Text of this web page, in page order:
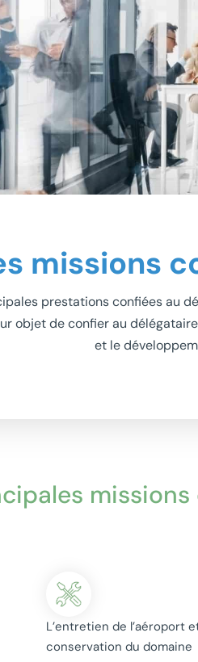
missions
prestations confiées au
objet de confier au
et le
L’entretien de l’aéroport
conservation du domaine